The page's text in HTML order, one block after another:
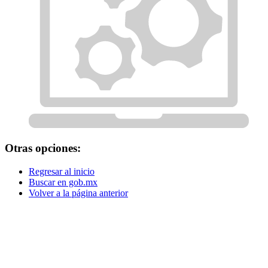
Otras opciones:
Regresar al inicio
Buscar en gob.mx
Volver a la página anterior